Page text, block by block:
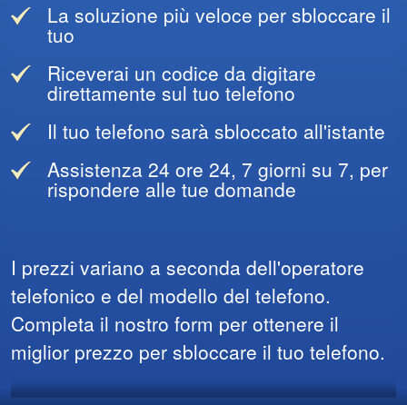
La soluzione più veloce per sbloccare il
tuo
Riceverai un codice da digitare
direttamente sul tuo telefono
Il tuo telefono sarà sbloccato all'istante
Assistenza 24 ore 24, 7 giorni su 7, per
rispondere alle tue domande
I prezzi variano a seconda dell'operatore
telefonico e del modello del telefono.
Completa il nostro form per ottenere il
miglior prezzo per sbloccare il tuo telefono.